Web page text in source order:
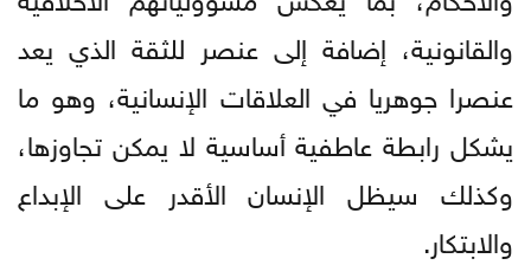
والقانونية، إضافة إلى عنصر للثقة الذي يعد
عنصرا جوهريا في العلاقات الإنسانية، وهو ما
يشكل رابطة عاطفية أساسية لا يمكن تجاوزها،
وكذلك سيظل الإنسان الأقدر على الإبداع
والابتكار.